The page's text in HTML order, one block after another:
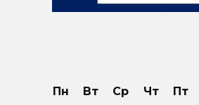
Пн Вт Ср Чт Пт